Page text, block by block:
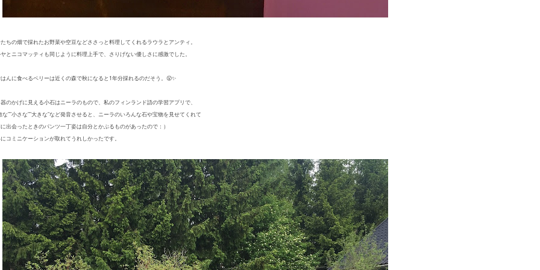
ちの畑で採れたお野菜や空豆などささっと料理してくれるラウラとアンティ。
とニコマッティも同じように料理上手で、 さりげない優しさに感激でした。
んに食べるベリーは近くの森で秋になると1年分採れるのだそう。😮✨
のかげに見える小石はニーラのもので、私のフィンランド語の学習アプリで、
な””小さな””大きな”など発音させると、 ニーラのいろんな石や宝物を見せてくれて
出会ったときのパンツ一丁姿は自分とかぶるものがあったので：）
コミニケーションが取れてうれしかったです。